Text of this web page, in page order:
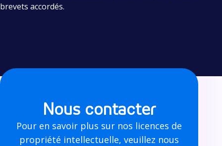
brevets accordés.
Nous contacter
Pour en savoir plus sur nos licences de
propriété intellectuelle, veuillez nous